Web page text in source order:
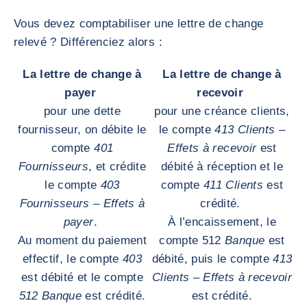
Vous devez comptabiliser une lettre de change
relevé ? Différenciez alors :
La lettre de change à
payer
pour une dette
fournisseur, on débite le
compte401
Fournisseurs, et crédite
le compte 403
Fournisseurs – Effets à
payer.
Au moment du paiement
effectif, le compte 403
est débité et le compte
512 Banqueest crédité.
La lettre de change à
recevoir
pour une créance clients,
le compte413 Clients –
Effets à recevoir est
débité à réception et le
compte411 Clientsest
crédité.
À l’encaissement, le
compte 512Banque est
débité, puis le compte413
Clients – Effets à recevoir
est crédité.